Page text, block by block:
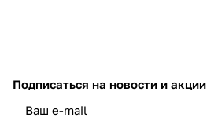
Подписаться на новости и акции